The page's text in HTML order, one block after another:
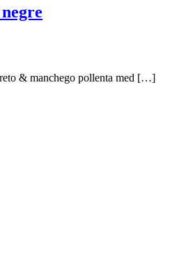
& manchego pollenta med […]